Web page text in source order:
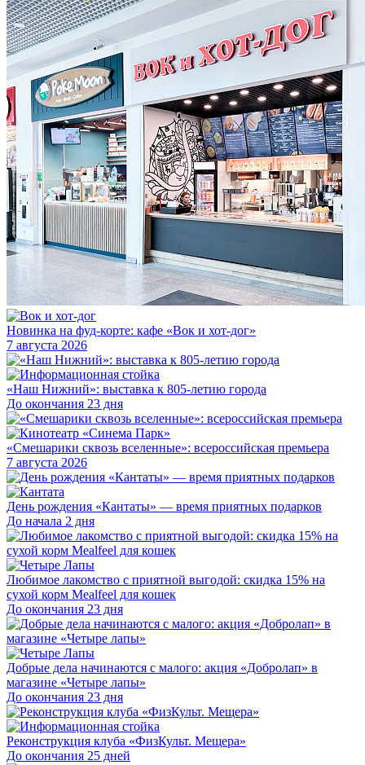
Новинка на фуд-корте: кафе «Вок и хот-дог»
7 августа 2026
«Наш Нижний»: выставка к 805-летию города
До окончания 23 дня
«Смешарики сквозь вселенные»: всероссийская премьера
7 августа 2026
День рождения «Кантаты» — время приятных подарков
До начала 2 дня
Любимое лакомство с приятной выгодой: скидка 15% на
сухой корм Mealfeel для кошек
До окончания 23 дня
Добрые дела начинаются с малого: акция «Добролап» в
магазине «Четыре лапы»
До окончания 23 дня
Реконструкция клуба «ФизКульт. Мещера»
До окончания 25 дней